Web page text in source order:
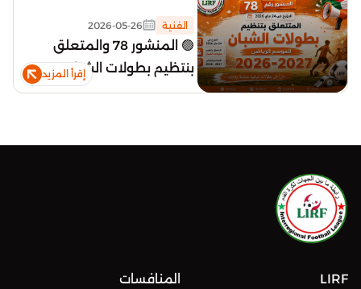
🟢 المنشور 78 والمتعلق
بنتظيم بطولات الشبان
2026_2027
2026-05-26 الفنية
إقرأ المزيد
LIRF المنافسات